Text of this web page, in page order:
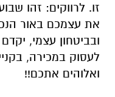
זו. לרווקים: זהו
את עצמכם באור
ובביטחון עצמי,
לעסוק במכירה,
ואלוהים אתכם!!